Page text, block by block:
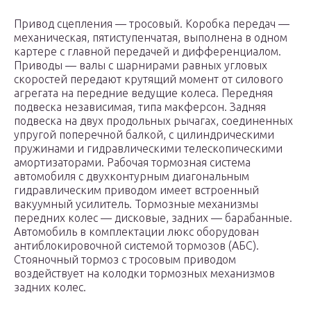
Привод сцепления — тросовый. Коробка передач —
механическая, пятиступенчатая, выполнена в одном
картере с главной передачей и дифференциалом.
Приводы — валы с шарнирами равных угловых
скоростей передают крутящий момент от силового
агрегата на передние ведущие колеса. Передняя
подвеска независимая, типа макферсон. Задняя
подвеска на двух продольных рычагах, соединенных
упругой поперечной балкой, с цилиндрическими
пружинами и гидравлическими телескопическими
амортизаторами. Рабочая тормозная система
автомобиля с двухконтурным диагональным
гидравлическим приводом имеет встроенный
вакуумный усилитель. Тормозные механизмы
передних колес — дисковые, задних — барабанные.
Автомобиль в комплектации люкс оборудован
антиблокировочной системой тормозов (АБС).
Стояночный тормоз с тросовым приводом
воздействует на колодки тормозных механизмов
задних колес.